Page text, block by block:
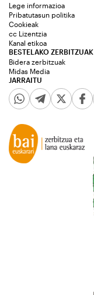
JARRAITU
Lege informazioa
Pribatutasun politika
Cookieak
cc Lizentzia
Kanal etikoa
BESTELAKO ZERBITZUAK
Bidera zerbitzuak
Midas Media